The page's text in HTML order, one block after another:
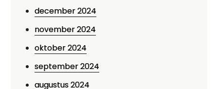
december 2024
november 2024
oktober 2024
september 2024
augustus 2024